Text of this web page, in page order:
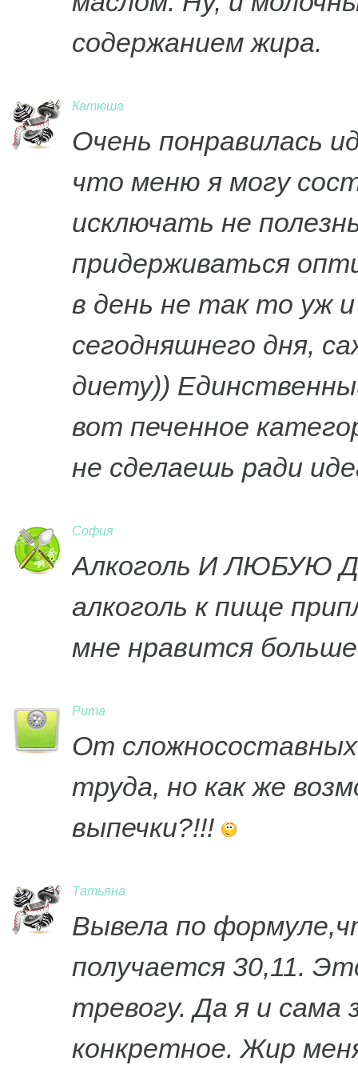
содержанием жира.
Катюша
Очень понравилась
что меню я могу
исключать не
придерживаться
в день не так то уж
сегодняшнего дня,
диету))
вот печенное
не сделаешь ради
София
Алкоголь И ЛЮБУЮ
алкоголь к пище
мне нравится
Рита
От
труда, но как же
выпечки?!!!
Татьяна
Вывела по
получается 30,11.
тревогу. Да я и сама
конкретное. Жир